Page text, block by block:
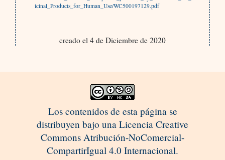
icinal_Products_for_Human_Use/WC500197129.pdf
creado el 4 de Diciembre de 2020
Los contenidos de esta página se
distribuyen bajo una Licencia Creative
Commons Atribución-NoComercial-
CompartirIgual 4.0 Internacional.